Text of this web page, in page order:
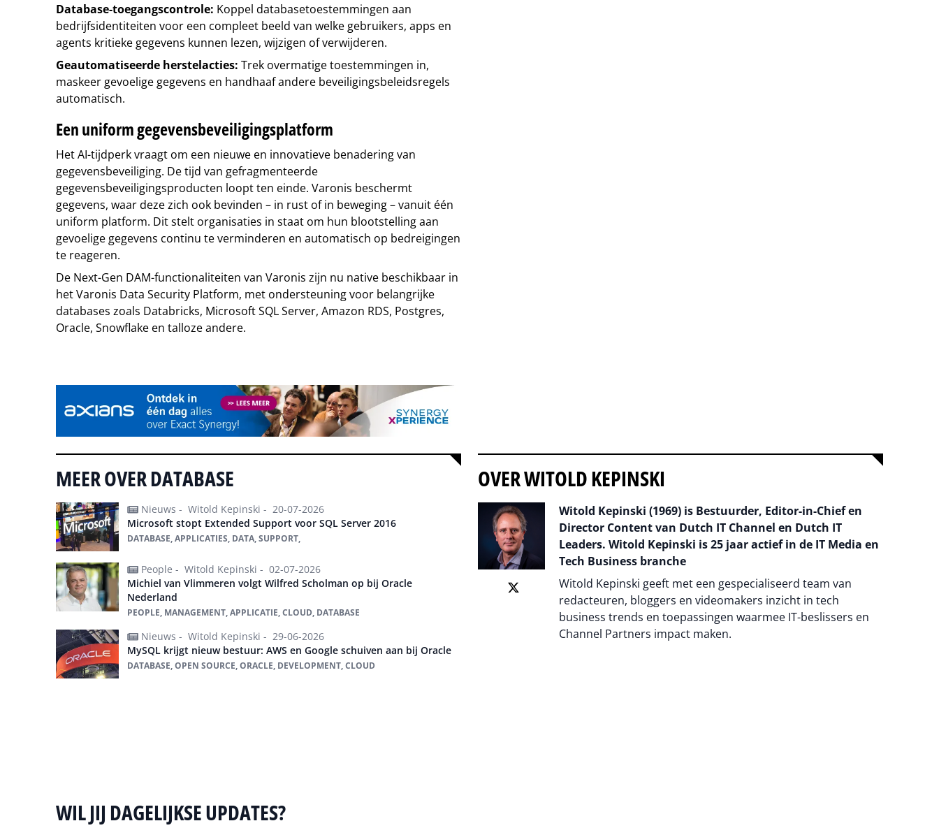
Database-toegangscontrole: Koppel databasetoestemmingen aan
bedrijfsidentiteiten voor een compleet beeld van welke gebruikers, apps en
agents kritieke gegevens kunnen lezen, wijzigen of verwijderen.
Geautomatiseerde herstelacties: Trek overmatige toestemmingen in,
maskeer gevoelige gegevens en handhaaf andere beveiligingsbeleidsregels
automatisch.
Een uniform gegevensbeveiligingsplatform
Het AI-tijdperk vraagt om een nieuwe en innovatieve benadering van
gegevensbeveiliging. De tijd van gefragmenteerde
gegevensbeveiligingsproducten loopt ten einde. Varonis beschermt
gegevens, waar deze zich ook bevinden – in rust of in beweging – vanuit één
uniform platform. Dit stelt organisaties in staat om hun blootstelling aan
gevoelige gegevens continu te verminderen en automatisch op bedreigingen
te reageren.
De Next-Gen DAM-functionaliteiten van Varonis zijn nu native beschikbaar in
het Varonis Data Security Platform, met ondersteuning voor belangrijke
databases zoals Databricks, Microsoft SQL Server, Amazon RDS, Postgres,
Oracle, Snowflake en talloze andere.
MEER OVER DATABASE
Nieuws - Witold Kepinski - 20-07-2026
Microsoft stopt Extended Support voor SQL Server 2016
DATABASE, APPLICATIES, DATA, SUPPORT,
People - Witold Kepinski - 02-07-2026
Michiel van Vlimmeren volgt Wilfred Scholman op bij Oracle
Nederland
PEOPLE, MANAGEMENT, APPLICATIE, CLOUD, DATABASE
Nieuws - Witold Kepinski - 29-06-2026
MySQL krijgt nieuw bestuur: AWS en Google schuiven aan bij Oracle
DATABASE, OPEN SOURCE, ORACLE, DEVELOPMENT, CLOUD
OVER WITOLD KEPINSKI
Witold Kepinski (1969) is Bestuurder, Editor-in-Chief en
Director Content van Dutch IT Channel en Dutch IT
Leaders. Witold Kepinski is 25 jaar actief in de IT Media en
Tech Business branche
Witold Kepinski geeft met een gespecialiseerd team van
redacteuren, bloggers en videomakers inzicht in tech
business trends en toepassingen waarmee IT-beslissers en
Channel Partners impact maken.
WIL JIJ DAGELIJKSE UPDATES?